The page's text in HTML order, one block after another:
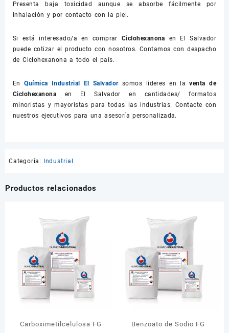
Presenta baja toxicidad aunque se absorbe fácilmente por
inhalación y por contacto con la piel.
Si está interesado/a en comprar Ciclohexanona en El Salvador
puede cotizar el producto con nosotros. Contamos con despacho
de Ciclohexanona a todo el país.
EnQuímica Industrial El Salvador somos lideres en laventa de
Ciclohexanona en El Salvador en cantidades/ formatos
minoristas y mayoristas para todas las industrias. Contacte con
nuestros ejecutivos para una asesoría personalizada.
Categoría: Industrial
Productos relacionados
Carboximetilcelulosa FG Benzoato de Sodio FG